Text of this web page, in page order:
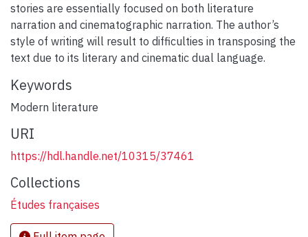
stories are essentially focused on both literature
narration and cinematographic narration. The author’s
style of writing will result to difficulties in transposing the
text due to its literary and cinematic dual language.
Keywords
Modern literature
URI
https://hdl.handle.net/10315/37461
Collections
Études françaises